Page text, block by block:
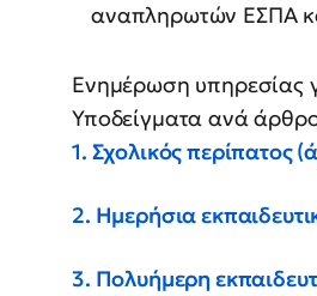
αναπληρωτών ΕΣΠΑ
Ενημέρωση υπηρεσίας
Υποδείγματα ανά
1. Σχολικός περίπατος
2. Ημερήσια
3. Πολυήμερη